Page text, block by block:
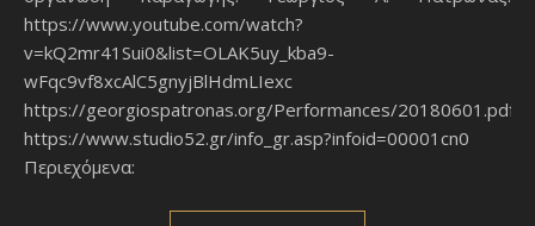
https://www.youtube.com/watch?
v=kQ2mr41Sui0&list=OLAK5uy_kba9-
wFqc9vf8xcAlC5gnyjBlHdmLIexc
https://georgiospatronas.org/Performances/20180601.pdf
https://www.studio52.gr/info_gr.asp?infoid=00001cn0
Περιεχόμενα: